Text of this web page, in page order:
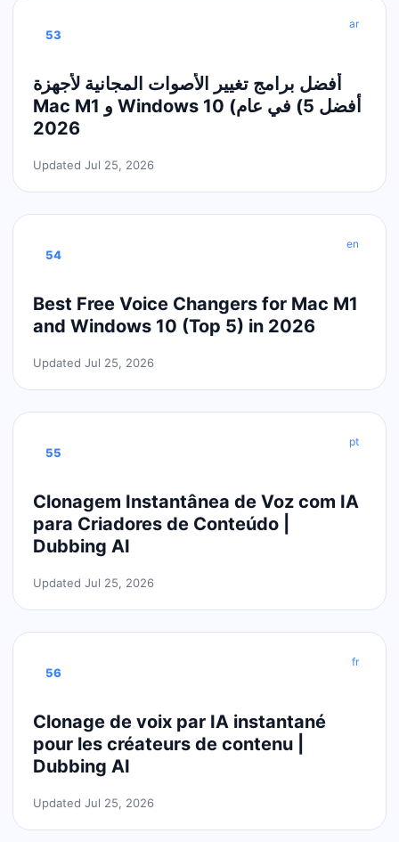
53
ar
أفضل برامج تغيير الأصوات المجانية لأجهزة
Mac M1 و Windows 10 (أفضل 5) في عام
2026
Updated Jul 25, 2026
54
en
Best Free Voice Changers for Mac M1
and Windows 10 (Top 5) in 2026
Updated Jul 25, 2026
55
pt
Clonagem Instantânea de Voz com IA
para Criadores de Conteúdo |
Dubbing AI
Updated Jul 25, 2026
56
fr
Clonage de voix par IA instantané
pour les créateurs de contenu |
Dubbing AI
Updated Jul 25, 2026